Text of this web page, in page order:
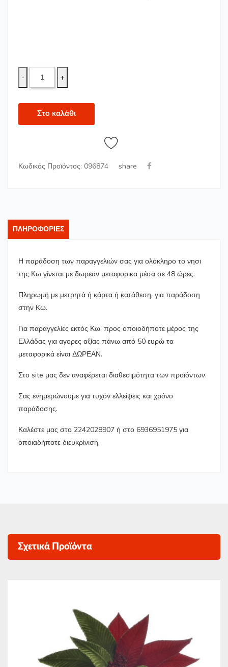
- +
Στο καλάθι
Κωδικός Προϊόντος: 096874 share
ΠΛΗΡΟΦΟΡΊΕΣ
Η παράδοση των παραγγελιών σας για ολόκληρο το νησι
της Κω γίνεται με δωρεαν μεταφορικα μέσα σε 48 ώρες.
Πληρωμή με μετρητά ή κάρτα ή κατάθεση, για παράδοση
στην Κω.
Για παραγγελίες εκτός Κω, προς οποιοδήποτε μέρος της
Ελλάδας για αγορες αξίας πάνω από 50 ευρώ τα
μεταφορικά είναι ΔΩΡΕΑΝ.
Στο site μας δεν αναφέρεται διαθεσιμότητα των προϊόντων.
Σας ενημερώνουμε για τυχόν ελλείψεις και χρόνο
παράδοσης.
Καλέστε μας στο 2242028907 ή στο 6936951975 για
οποιαδήποτε διευκρίνιση.
Σχετικά Προϊόντα